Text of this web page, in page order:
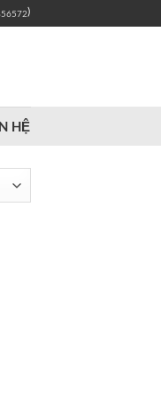
)
HỆ